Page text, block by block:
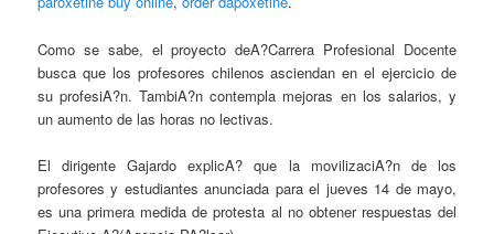
Como se sabe, el proyecto deA?Carrera Profesional Docente
busca que los profesores chilenos asciendan en el ejercicio de
su profesiA?n. TambiA?n contempla mejoras en los salarios, y
un aumento de las horas no lectivas.
El dirigente Gajardo explicA? que la movilizaciA?n de los
profesores y estudiantes anunciada para el jueves 14 de mayo,
es una primera medida de protesta al no obtener respuestas del